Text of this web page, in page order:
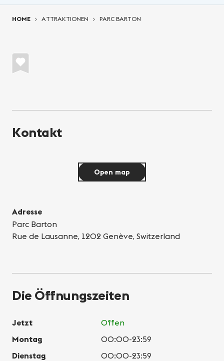
HOME ATTRAKTIONEN PARC BARTON
Kontakt
Adresse
Parc Barton
Rue de Lausanne, 1202 Genève, Switzerland
Open map
Die Öffnungszeiten
Jetzt
Offen
Montag
00:00-23:59
Dienstag
00:00-23:59